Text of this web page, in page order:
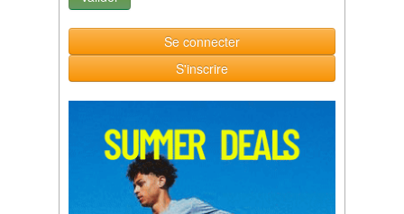
Se connecter
S'inscrire